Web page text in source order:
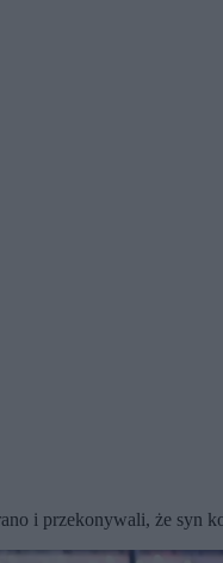
i przekonywali, że